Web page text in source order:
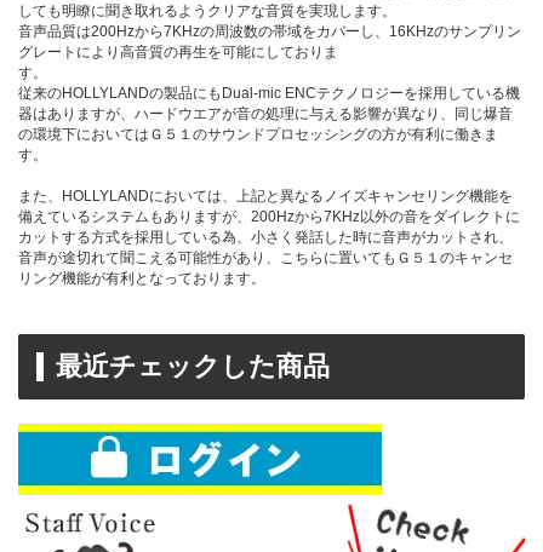
しても明瞭に聞き取れるようクリアな音質を実現します。
音声品質は200Hzから7KHzの周波数の帯域をカバーし、16KHzのサンプリン
グレートにより高音質の再生を可能にしておりま
す
従来のHOLLYLANDの製品にもDual-mic ENCテクノロジーを採用している機
器はありますが、ハードウエアが音の処理に与える影響が異なり、同じ爆音
の環境下においてはＧ５１のサウンドプロセッシングの方が有利に働きま
す。
また、HOLLYLANDにおいては、上記と異なるノイズキャンセリング機能を
備えているシステムもありますが、200Hzから7KHz以外の音をダイレクトに
カットする方式を採用している為、小さく発話した時に音声がカットされ、
音声が途切れて聞こえる可能性があり、こちらに置いてもＧ５１のキャンセ
リング機能が有利となっております。
最近チェックした商品